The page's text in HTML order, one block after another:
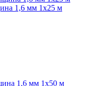
1,6 мм 1х25 м